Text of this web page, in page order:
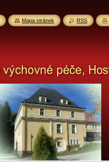
Mapa stránek RSS